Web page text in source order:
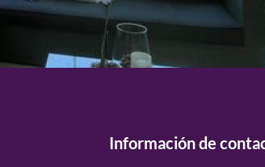
Información de